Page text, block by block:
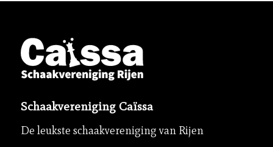
Schaakvereniging Caïssa
De leukste schaakvereniging van Rijen